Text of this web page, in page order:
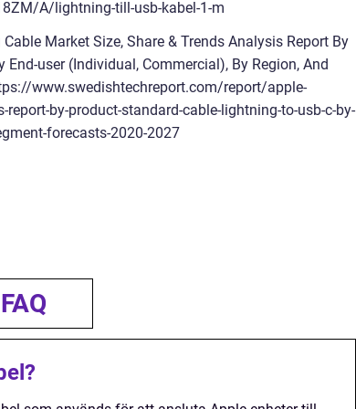
A/lightning-till-usb-kabel-1-m
Market Size, Share & Trends Analysis Report By
user (Individual, Commercial), By Region, And
www.swedishtechreport.com/report/apple-
by-product-standard-cable-lightning-to-usb-c-by-
forecasts-2020-2027
FAQ